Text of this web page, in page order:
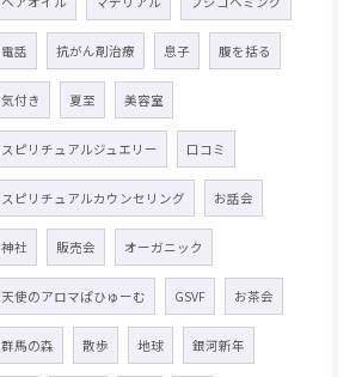
電話 抗がん剤治療 息子 腹を括る
気付き 夏至 美容室
スピリチュアルジュエリー 口コミ
スピリチュアルカウンセリング お話会
神社 販売会 オーガニック
天使のアロマぱひゅーむ GSVF お茶会
群馬の森 散歩 地球 銀河新年